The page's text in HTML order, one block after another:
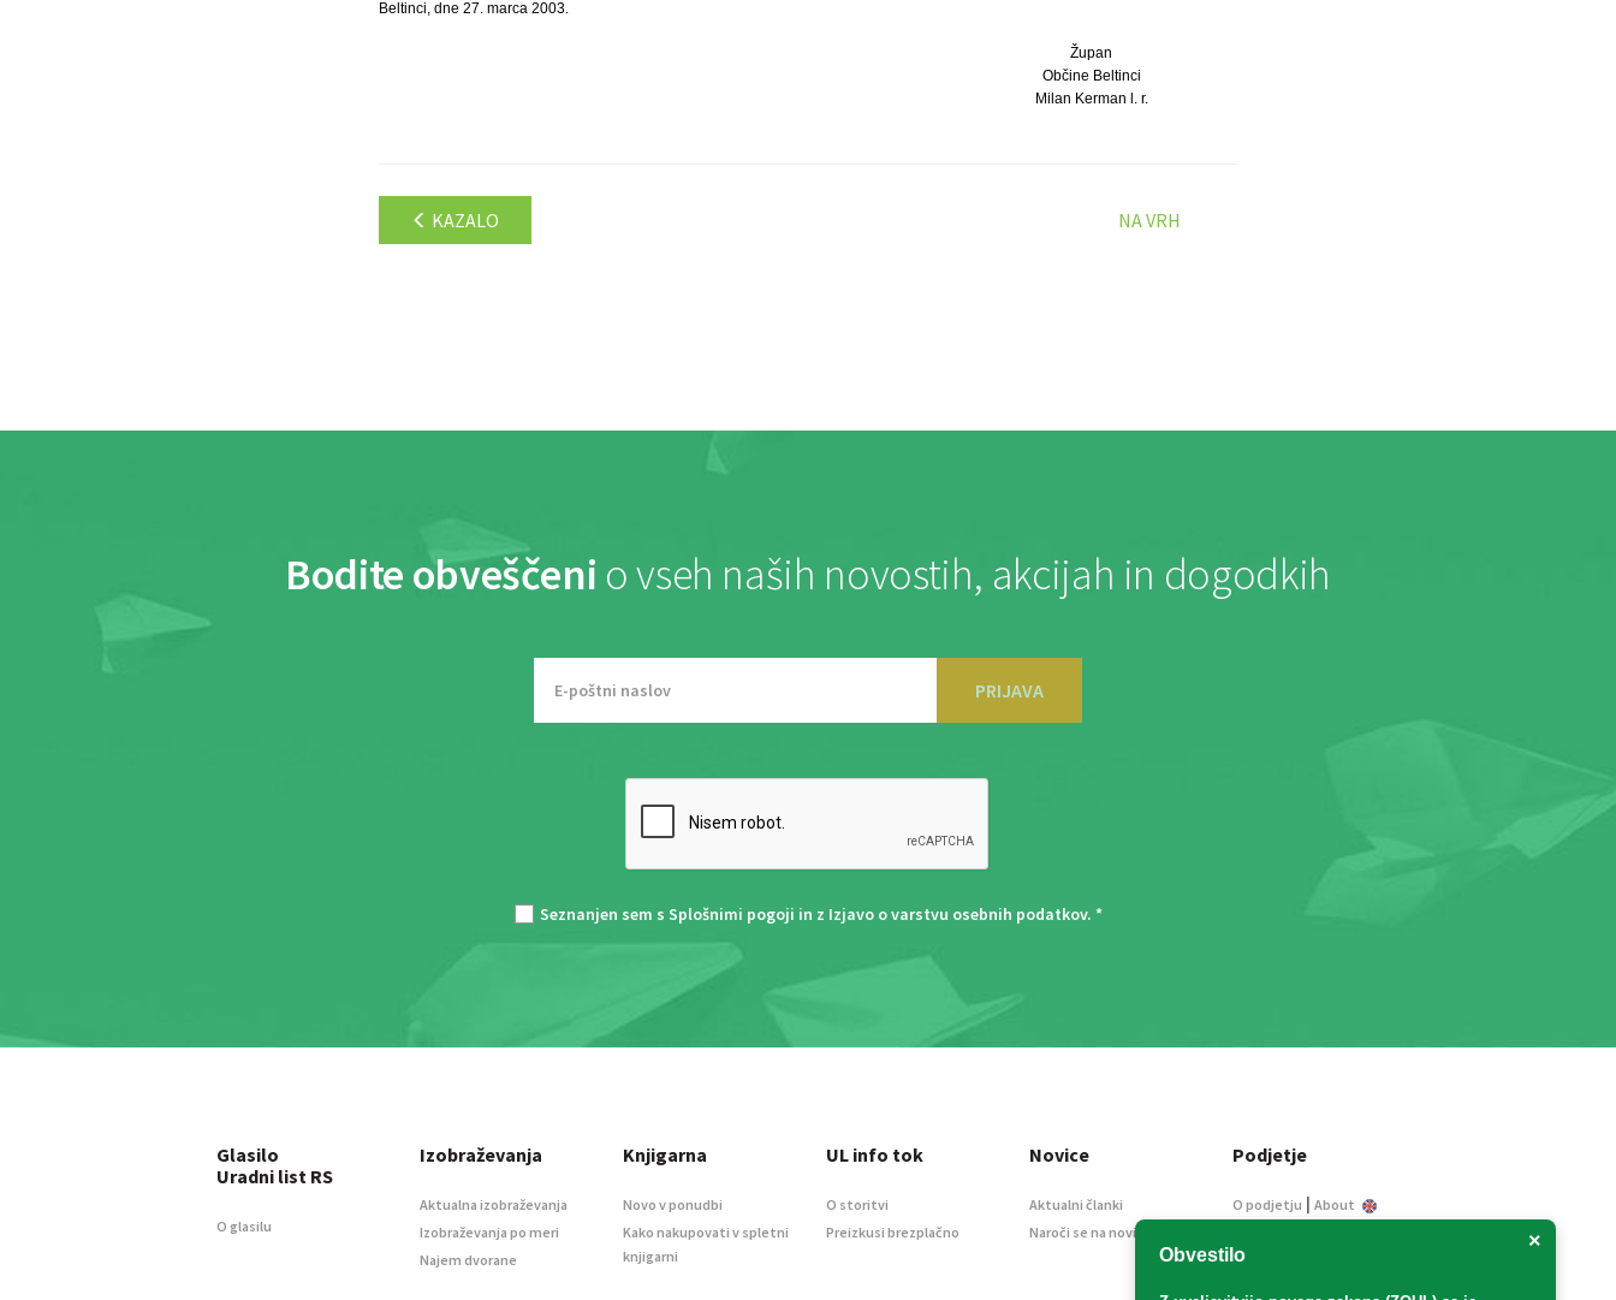
Beltinci, dne 27. marca 2003.
Župan
Občine Beltinci
Milan Kerman l. r.
KAZALO NA VRH
Bodite obveščeni o vseh naših novostih, akcijah in dogodkih
PRIJAVA
Seznanjen sem s Splošnimi pogoji in z Izjavo o varstvu osebnih podatkov. *
×
Obvestilo
Glasilo
Uradni list RS
O glasilu
Izobraževanja
Aktualna izobraževanja
Izobraževanja po meri
Najem dvorane
Knjigarna
Novo v ponudbi
Kako nakupovati v spletni
knjigarni
UL info tok
O storitvi
Preizkusi brezplačno
Novice
Aktualni članki
Naroči se na novice
Podjetje
O podjetju | About
Informacije javnega